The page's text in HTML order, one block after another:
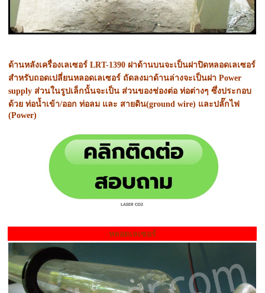
ด้านหลังเครื่องเลเซอร์ LRT-1390 ฝาด้านบนจะเป็นฝาปิดหลอดเลเซอร์
สำหรับถอดเปลี่ยนหลอดเลเซอร์ ถัดลงมาด้านล่างจะเป็นฝา Power
supply ส่วนในรูปเล็กนั้นจะเป็น ส่วนของช่องต่อ ท่อต่างๆ ซึ่งประกอบ
ด้วย ท่อน้ำเข้า/ออก ท่อลม และ สายดิน(ground wire) และปลั๊กไฟ
(Power)
หลอดเลเซอร์